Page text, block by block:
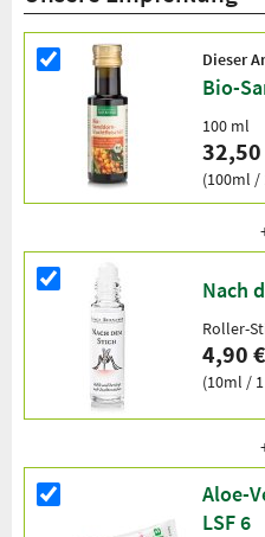
Dieser
Bio-
100 ml
(100ml /
Nach
Roller-
4,90 €
(10ml /
Aloe-
LSF 6